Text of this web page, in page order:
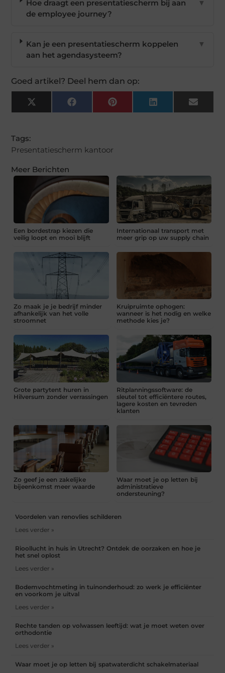
Hoe draagt een presentatiescherm bij aan
de employee journey?
▼
Kan je een presentatiescherm koppelen
aan het agendasysteem?
▼
Goed artikel? Deel hem dan op:
X
(Twitter)
FacebookPinterest LinkedIn Email
Tags:
Presentatiescherm kantoor
Meer Berichten
Een bordestrap kiezen die
veilig loopt en mooi blijft
Internationaal transport met
meer grip op uw supply chain
Zo maak je je bedrijf minder
afhankelijk van het volle
stroomnet
Kruipruimte ophogen:
wanneer is het nodig en welke
methode kies je?
Grote partytent huren in
Hilversum zonder verrassingen
Ritplanningssoftware: de
sleutel tot efficiëntere routes,
lagere kosten en tevreden
klanten
Zo geef je een zakelijke
bijeenkomst meer waarde
Waar moet je op letten bij
administratieve
ondersteuning?
Voordelen van renovlies schilderen
Lees verder »
Rioollucht in huis in Utrecht? Ontdek de oorzaken en hoe je
het snel oplost
Lees verder »
Bodemvochtmeting in tuinonderhoud: zo werk je efficiënter
en voorkom je uitval
Lees verder »
Rechte tanden op volwassen leeftijd: wat je moet weten over
orthodontie
Lees verder »
Waar moet je op letten bij spatwaterdicht schakelmateriaal